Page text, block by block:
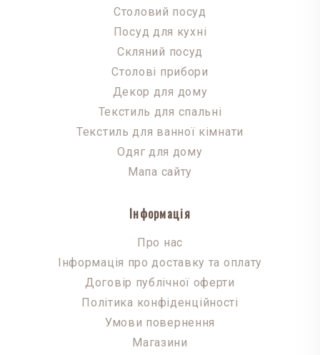
Столовий посуд
Посуд для кухні
Скляний посуд
Столові прибори
Декор для дому
Текстиль для спальні
Текстиль для ванної кімнати
Одяг для дому
Мапа сайту
Інформація
Про нас
Інформація про доставку та оплату
Договір публічної оферти
Політика конфіденційності
Умови повернення
Магазини